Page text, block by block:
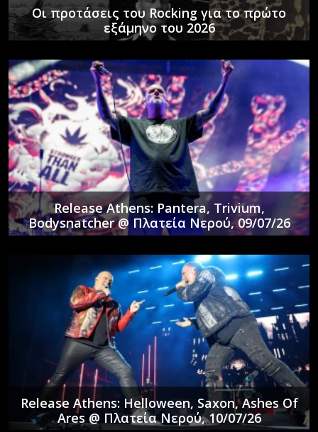
Οι προτάσεις του Rocking για το πρώτο
εξάμηνο του 2026
Release Athens: Pantera, Trivium,
Bodysnatcher @ Πλατεία Νερού, 09/07/26
Release Athens: Helloween, Saxon, Ashes Of
Ares @ Πλατεία Νερού, 10/07/26